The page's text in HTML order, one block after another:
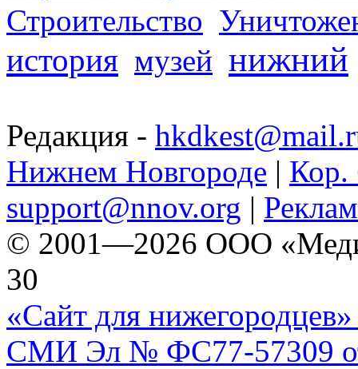
Строительство
история музей нижний
Редакция -
Нижнем Новгороде | Кор.
support@nnov.org |
© 2001—2026 ООО
30
«Сайт для нижегородцев»
СМИ Эл № ФС77-57309